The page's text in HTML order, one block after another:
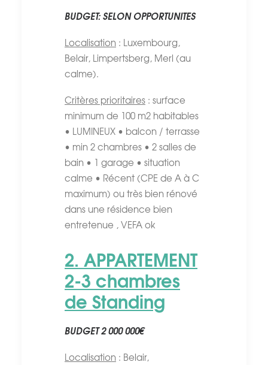
BUDGET: SELON OPPORTUNITES
Localisation : Luxembourg,
Belair, Limpertsberg, Merl (au
calme).
Critères prioritaires : surface
minimum de 100 m2 habitables
• LUMINEUX • balcon / terrasse
• min 2 chambres • 2 salles de
bain • 1 garage • situation
calme • Récent (CPE de A à C
maximum) ou très bien rénové
dans une résidence bien
entretenue , VEFA ok
2. APPARTEMENT
2-3 chambres
de Standing
BUDGET 2 000 000€
Localisation : Belair,